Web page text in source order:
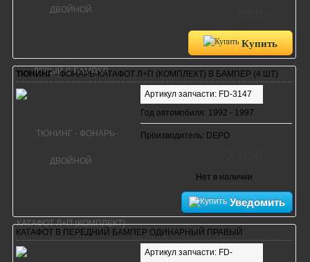
Купить
ТЮНИНГ- ФОНАРЬ-КАТАФОТ Л+П (КОМПЛЕКТ) В БАМПЕР (4 ШТ)
Артикул запчасти: FD-3147
Год автомобиля: 1992 - 1997
Производитель: DEPO
Нет в наличии
Уведомить
КАТАФОТ В ПЕРЕДНИЙ БАМПЕР ОДИНАРНЫЙ ПРАВЫЙ
Артикул запчасти: FD-